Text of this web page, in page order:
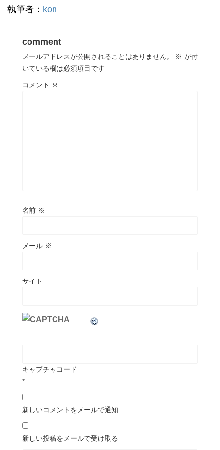
執筆者： kon
comment
メールアドレスが公開されることはありません。 ※ が付
いている欄は必須項目です
コメント ※
名前 ※
メール ※
サイト
キャプチャコード
*
新しいコメントをメールで通知
新しい投稿をメールで受け取る